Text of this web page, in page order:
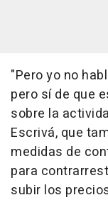
"Pero yo no
pero sí de que
sobre la
Escrivá, que
medidas de
para
subir los